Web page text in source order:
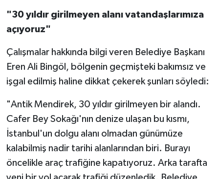
"30 yıldır girilmeyen alanı vatandaşlarımıza
açıyoruz"
Çalışmalar hakkında bilgi veren Belediye Başkanı
Eren Ali Bingöl, bölgenin geçmişteki bakımsız ve
işgal edilmiş haline dikkat çekerek şunları söyledi:
"Antik Mendirek, 30 yıldır girilmeyen bir alandı.
Cafer Bey Sokağı'nın denize ulaşan bu kısmı,
İstanbul'un dolgu alanı olmadan günümüze
kalabilmiş nadir tarihi alanlarından biri. Burayı
öncelikle araç trafiğine kapatıyoruz. Arka tarafta